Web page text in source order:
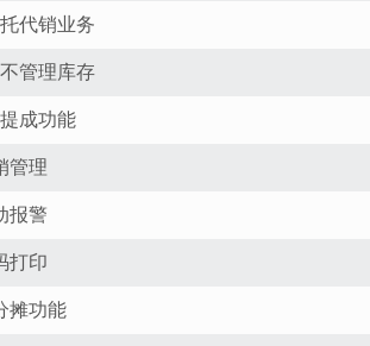
代销业务
管理库存
成功能
管理
报警
打印
摊功能